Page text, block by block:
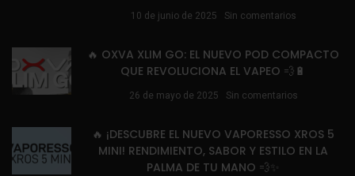
10 de junio de 2025 Sin comentarios
🔥 OXVA XLIM GO: EL NUEVO POD COMPACTO
QUE REVOLUCIONA EL VAPEO 💨🔋
26 de mayo de 2025 Sin comentarios
🔥 ¡DESCUBRE EL NUEVO VAPORESSO XROS 5
MINI! RENDIMIENTO, SABOR Y ESTILO EN LA
PALMA DE TU MANO 💨✨